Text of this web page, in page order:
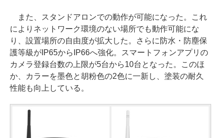
また、スタンドアロンでの動作が可能になった。これ
によりネットワーク環境のない場所でも動作可能にな
り、設置場所の自由度が拡大した。さらに防水・防塵保
護等級がIP65からIP66へ強化。スマートフォンアプリの
カメラ登録台数の上限が5台から10台となった。このほ
か、カラーを墨色と胡粉色の2色に一新し、塗装の耐久
性能も向上している。